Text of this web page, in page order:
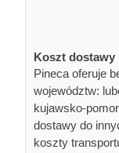
Koszt dostawy
Pineca oferuje
województw:
kujawsko-
dostawy do
koszty